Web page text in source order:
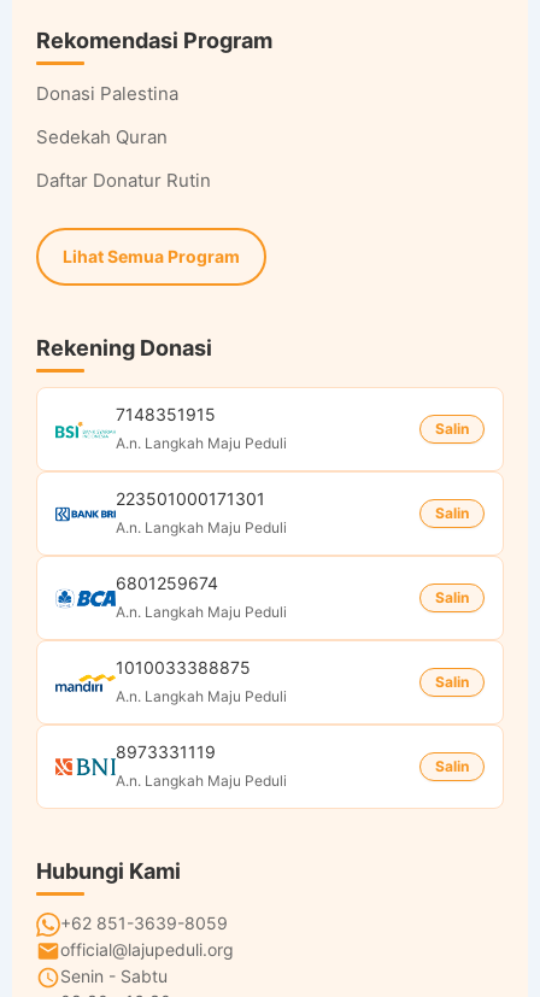
Rekomendasi Program
Donasi Palestina
Sedekah Quran
Daftar Donatur Rutin
Lihat Semua Program
Rekening Donasi
7148351915
A.n. Langkah Maju Peduli
Salin
223501000171301
A.n. Langkah Maju Peduli
Salin
6801259674
A.n. Langkah Maju Peduli
Salin
1010033388875
A.n. Langkah Maju Peduli
Salin
8973331119
A.n. Langkah Maju Peduli
Salin
Hubungi Kami
+62 851-3639-8059
official@lajupeduli.org
Senin - Sabtu